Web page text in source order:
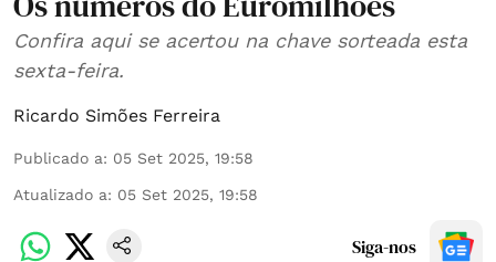
Confira aqui se acertou na chave sorteada esta
sexta-feira.
Ricardo Simões Ferreira
Publicado a: 05 Set 2025, 19:58
Atualizado a: 05 Set 2025, 19:58
Siga-nos